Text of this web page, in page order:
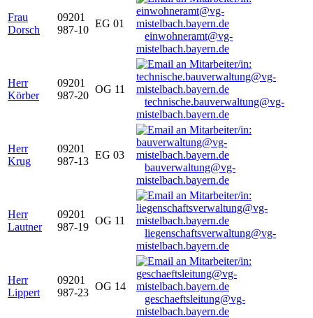
Frau
Dorsch
09201
987-10
EG 01
einwohneramt@vg-
mistelbach.bayern.de
Herr
Körber
09201
987-20
OG 11
technische.bauverwaltung@vg-
mistelbach.bayern.de
Herr
Krug
09201
987-13
EG 03
bauverwaltung@vg-
mistelbach.bayern.de
Herr
Lautner
09201
987-19
OG 11
liegenschaftsverwaltung@vg-
mistelbach.bayern.de
Herr
Lippert
09201
987-23
OG 14
geschaeftsleitung@vg-
mistelbach.bayern.de